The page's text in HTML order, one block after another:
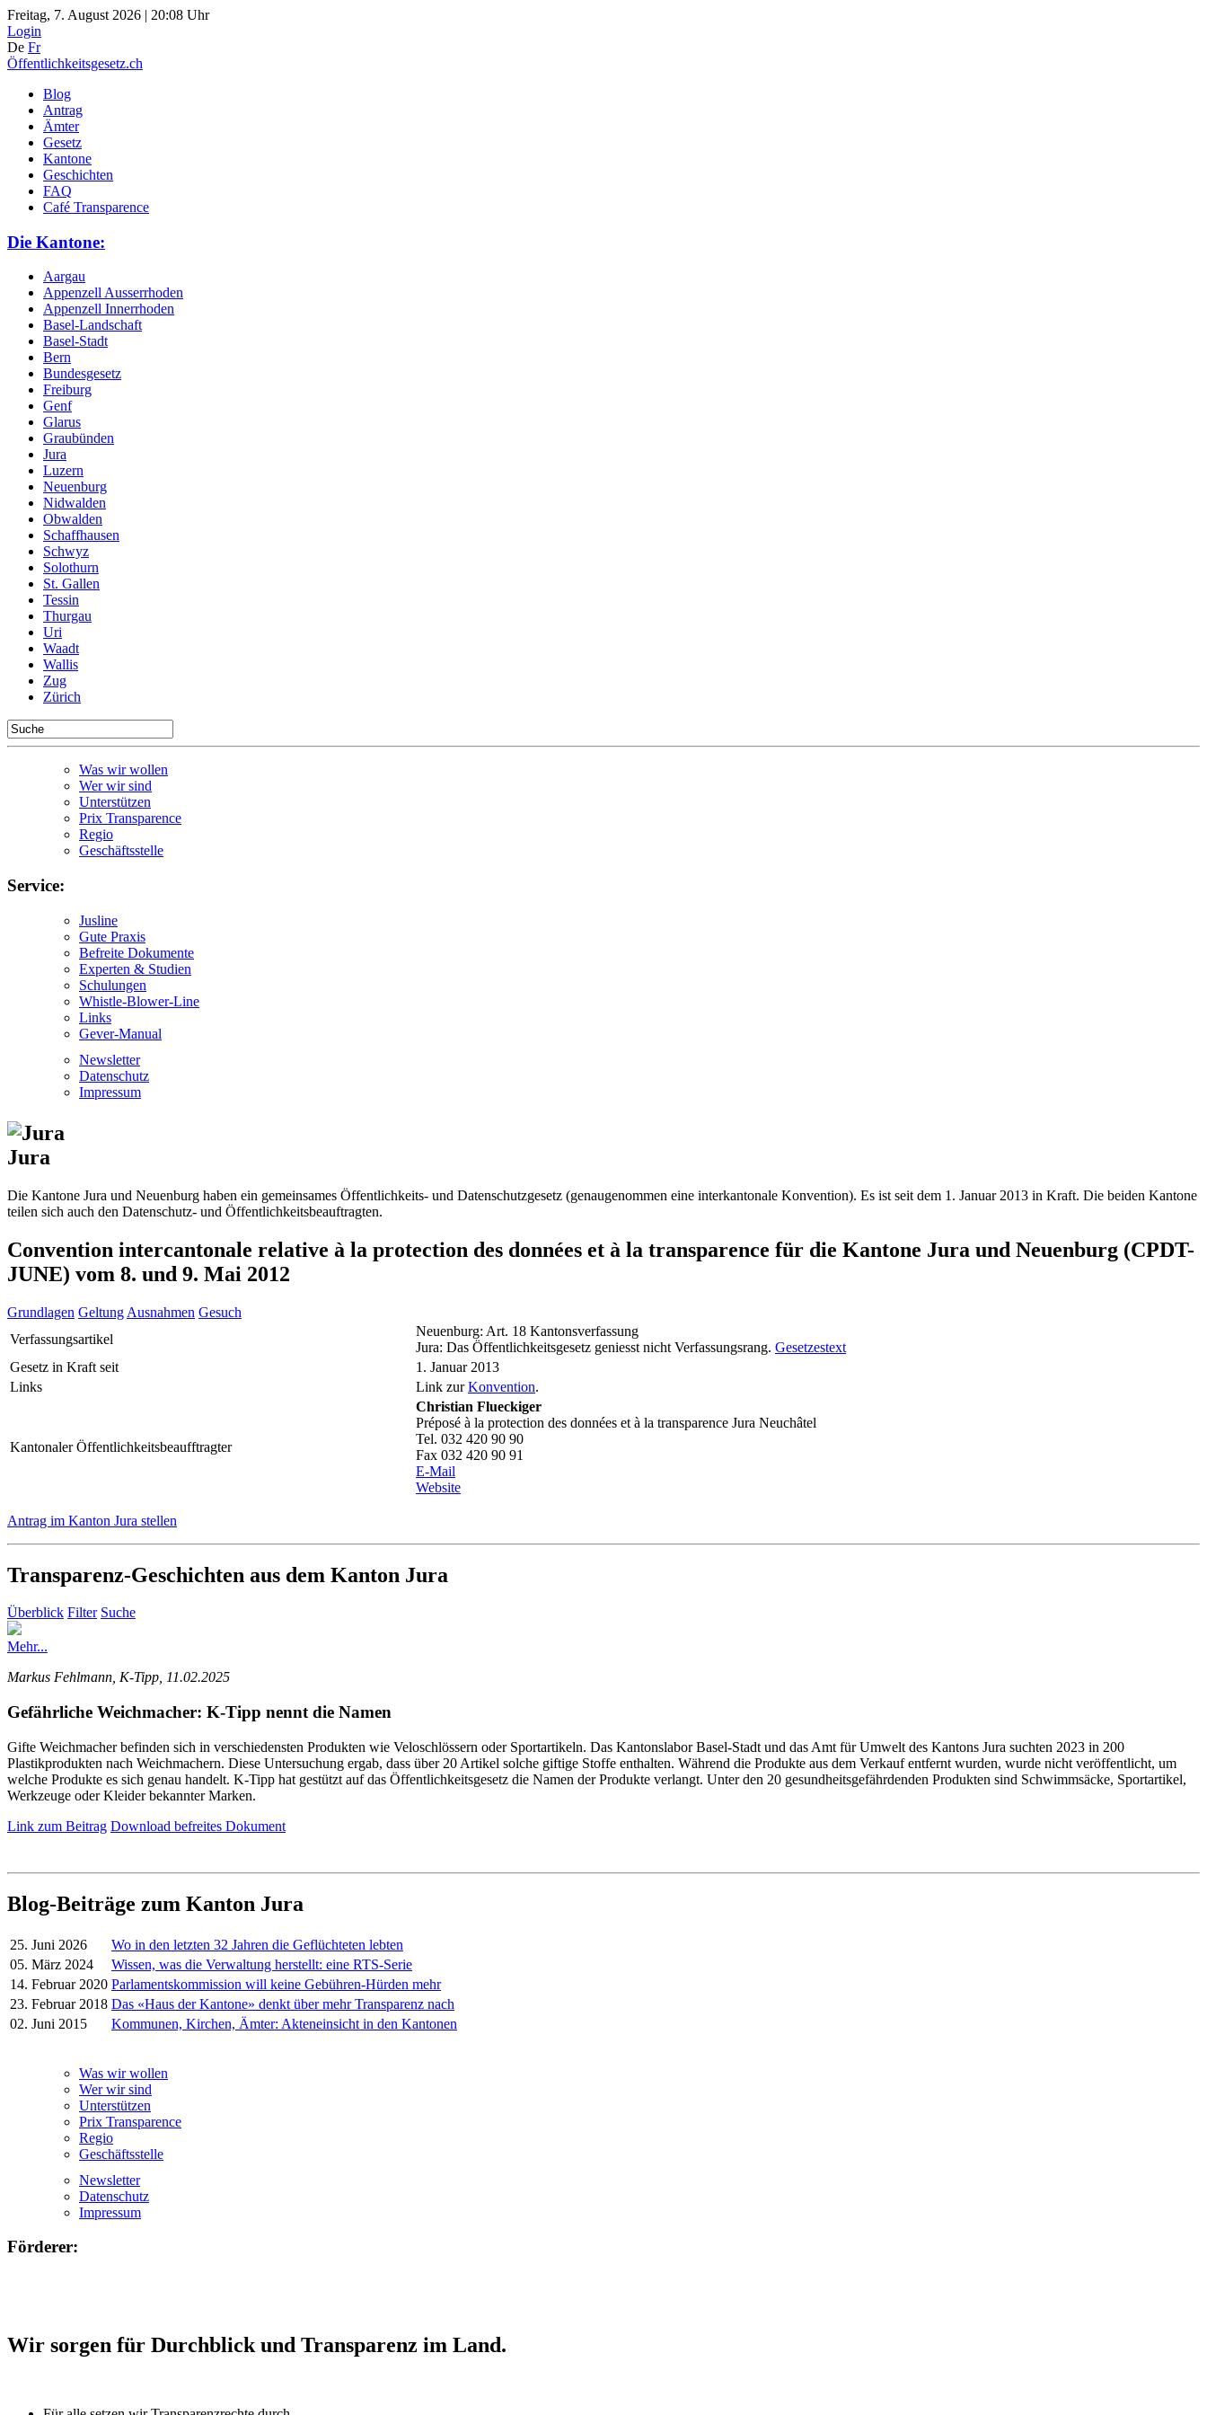
Freitag, 7. August 2026 | 20:08 Uhr
Login
De Fr
Öffentlichkeitsgesetz.ch
Blog
Antrag
Ämter
Gesetz
Kantone
Geschichten
FAQ
Café Transparence
Die Kantone:
Aargau
Appenzell Ausserrhoden
Appenzell Innerrhoden
Basel-Landschaft
Basel-Stadt
Bern
Bundesgesetz
Freiburg
Genf
Glarus
Graubünden
Jura
Luzern
Neuenburg
Nidwalden
Obwalden
Schaffhausen
Schwyz
Solothurn
St. Gallen
Tessin
Thurgau
Uri
Waadt
Wallis
Zug
Zürich
Was wir wollen
Wer wir sind
Unterstützen
Prix Transparence
Regio
Geschäftsstelle
Service:
Jusline
Gute Praxis
Befreite Dokumente
Experten & Studien
Schulungen
Whistle-Blower-Line
Links
Gever-Manual
Newsletter
Datenschutz
Impressum
Jura
Die Kantone Jura und Neuenburg haben ein gemeinsames Öffentlichkeits- und Datenschutzgesetz (genaugenommen eine interkantonale Konvention). Es ist seit dem 1. Januar 2013 in Kraft. Die beiden Kantone
teilen sich auch den Datenschutz- und Öffentlichkeitsbeauftragten.
Convention intercantonale relative à la protection des données et à la transparence für die Kantone Jura und Neuenburg (CPDT-
JUNE) vom 8. und 9. Mai 2012
Grundlagen Geltung Ausnahmen Gesuch
Verfassungsartikel
Neuenburg: Art. 18 Kantonsverfassung
Jura: Das Öffentlichkeitsgesetz geniesst nicht Verfassungsrang. Gesetzestext
Gesetz in Kraft seit
1. Januar 2013
Links
Link zurKonvention.
Kantonaler Öffentlichkeitsbeaufftragter
Christian Flueckiger
Préposé à la protection des données et à la transparence Jura Neuchâtel
Tel. 032 420 90 90
Fax 032 420 90 91
E-Mail
Website
Antrag im Kanton Jura stellen
Transparenz-Geschichten aus dem Kanton Jura
Überblick Filter Suche
Mehr...
Markus Fehlmann, K-Tipp, 11.02.2025
Gefährliche Weichmacher: K-Tipp nennt die Namen
Gifte Weichmacher befinden sich in verschiedensten Produkten wie Veloschlössern oder Sportartikeln. Das Kantonslabor Basel-Stadt und das Amt für Umwelt des Kantons Jura suchten 2023 in 200
Plastikprodukten nach Weichmachern. Diese Untersuchung ergab, dass über 20 Artikel solche giftige Stoffe enthalten. Während die Produkte aus dem Verkauf entfernt wurden, wurde nicht veröffentlicht, um
welche Produkte es sich genau handelt. K-Tipp hat gestützt auf das Öffentlichkeitsgesetz die Namen der Produkte verlangt. ­Unter den 20 gesundheits­ge­fähr­denden Produkten sind Schwimmsäcke, Sport­arti­kel,
Werkzeuge oder Kleider bekannter Marken.
Link zum Beitrag Download befreites Dokument
Blog-Beiträge zum Kanton Jura
25. Juni 2026
Wo in den letzten 32 Jahren die Geflüchteten lebten
05. März 2024
Wissen, was die Verwaltung herstellt: eine RTS-Serie
14. Februar 2020 Parlamentskommission will keine Gebühren-Hürden mehr
23. Februar 2018 Das «Haus der Kantone» denkt über mehr Transparenz nach
02. Juni 2015
Kommunen, Kirchen, Ämter: Akteneinsicht in den Kantonen
Was wir wollen
Wer wir sind
Unterstützen
Prix Transparence
Regio
Geschäftsstelle
Newsletter
Datenschutz
Impressum
Förderer:
Wir sorgen für Durchblick und Transparenz im Land.